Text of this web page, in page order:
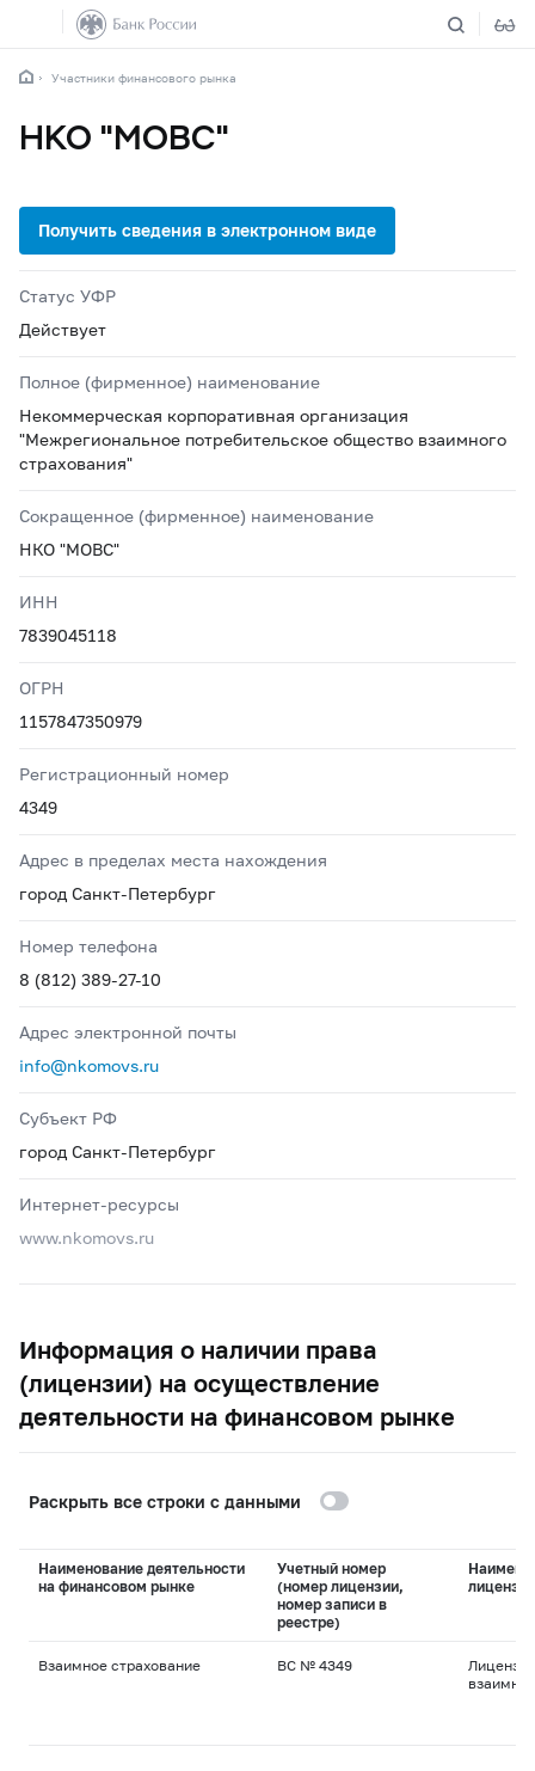
Участники финансового рынка
НКО "МОВС"
Статус УФР
Действует
Полное (фирменное) наименование
Некоммерческая корпоративная организация
"Межрегиональное потребительское общество взаимного
страхования"
Сокращенное (фирменное) наименование
НКО "МОВС"
ИНН
7839045118
ОГРН
1157847350979
Регистрационный номер
4349
Адрес в пределах места нахождения
город Санкт-Петербург
Номер телефона
8 (812) 389-27-10
Адрес электронной почты
info@nkomovs.ru
Субъект РФ
город Санкт-Петербург
Интернет-ресурсы
www.nkomovs.ru
Информация о наличии права
(лицензии) на осуществление
деятельности на финансовом рынке
Раскрыть все строки с данными
Наименование деятельности
на финансовом рынке
Учетный номер
(номер лицензии,
номер записи в
реестре)
лицензии
Взаимное страхование ВС № 4349